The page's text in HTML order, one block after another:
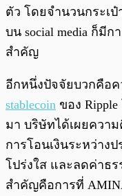
ตัว โดยจำนวนกระเ
บน social media ก็มี
สำคัญ
อีกหนึ่งปัจจัยบวกคือค
stablecoin ของ
มา บริษัทได้เผยควา
การโอนเงินระหว่าง
โปร่งใส และลดค่าธ
สำคัญคือการที่